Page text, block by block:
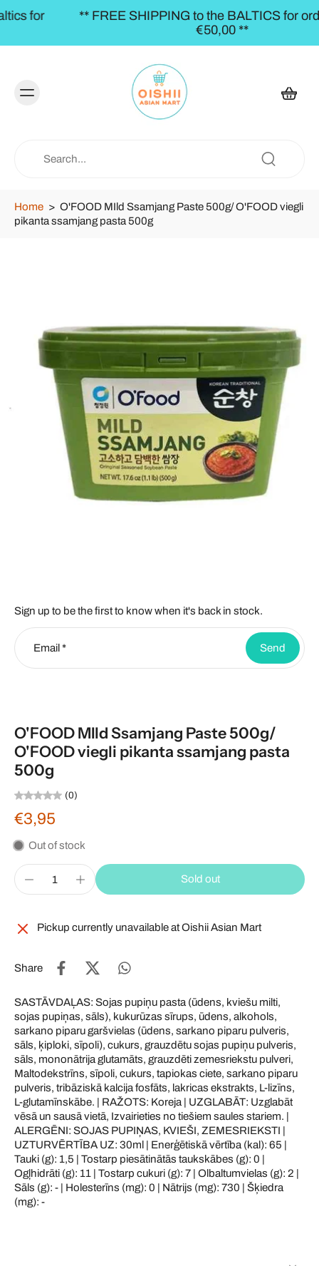
** FREE SHIPPING to the BALTICS for orders over
Home > O'FOOD MIld Ssamjang Paste 500g/ O'FOOD viegli
pikanta ssamjang pasta 500g
Sign up to be the first to know when it's back in stock.
Email * Send
O'FOOD MIld Ssamjang Paste 500g/
O'FOOD viegli pikanta ssamjang pasta
500g
(0)
€3,95
Out of stock
Sold out
Pickup currently unavailable atOishii Asian Mart
Share
SASTĀVDAĻAS: Sojas pupiņu pasta (ūdens, kviešu milti,
sojas pupiņas, sāls), kukurūzas sīrups, ūdens, alkohols,
sarkano piparu garšvielas (ūdens, sarkano piparu pulveris,
sāls, ķiploki, sīpoli), cukurs, grauzdētu sojas pupiņu pulveris,
sāls, mononātrija glutamāts, grauzdēti zemesriekstu pulveri,
Maltodekstrīns, sīpoli, cukurs, tapiokas ciete, sarkano piparu
pulveris, tribāziskā kalcija fosfāts, lakricas ekstrakts, L-lizīns,
L-glutamīnskābe. | RAŽOTS: Koreja | UZGLABĀT: Uzglabāt
vēsā un sausā vietā, Izvairieties no tiešiem saules stariem. |
ALERGĒNI: SOJAS PUPIŅAS, KVIEŠI, ZEMESRIEKSTI |
UZTURVĒRTĪBA UZ: 30ml | Enerģētiskā vērtība (kal): 65 |
Tauki (g): 1,5 | Tostarp piesātinātās taukskābes (g): 0 |
Ogļhidrāti (g): 11 | Tostarp cukuri (g): 7 | Olbaltumvielas (g): 2 |
Sāls (g): - | Holesterīns (mg): 0 | Nātrijs (mg): 730 | Šķiedra
(mg): -